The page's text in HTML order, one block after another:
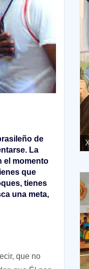
de
La
el momento
que
tienes
una meta,
que no
A